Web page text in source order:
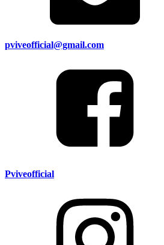
pviveofficial@gmail.com
Pviveofficial